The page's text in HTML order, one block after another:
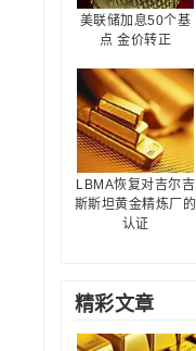
美联储加息50个基
点 金价转正
LBMA恢复对吉尔吉
斯斯坦黄金精炼厂的
认证
精彩文章